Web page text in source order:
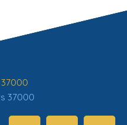
37000